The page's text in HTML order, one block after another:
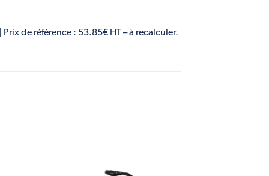
de référence : 53.85€ HT – à recalculer.